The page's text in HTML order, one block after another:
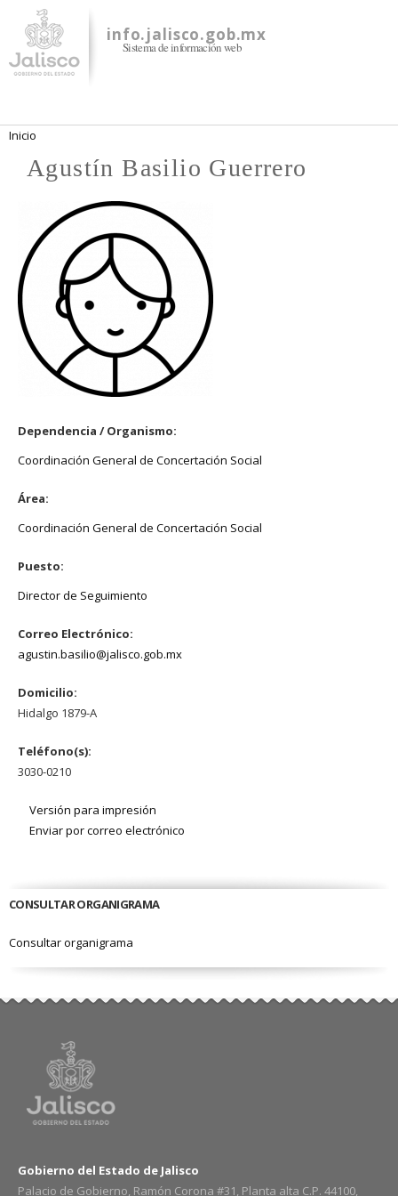
contenido
principal
info.jalisco.gob.mx
Sistema de información web
Se encuentra usted aquí
Inicio
Agustín Basilio Guerrero
Dependencia / Organismo:
Coordinación General de Concertación Social
Área:
Coordinación General de Concertación Social
Puesto:
Director de Seguimiento
Correo Electrónico:
agustin.basilio@jalisco.gob.mx
Domicilio:
Hidalgo 1879-A
Teléfono(s):
3030-0210
Versión para impresión
Enviar por correo electrónico
CONSULTAR ORGANIGRAMA
Consultar organigrama
Gobierno del Estado de Jalisco
Palacio de Gobierno, Ramón Corona #31, Planta alta C.P. 44100,